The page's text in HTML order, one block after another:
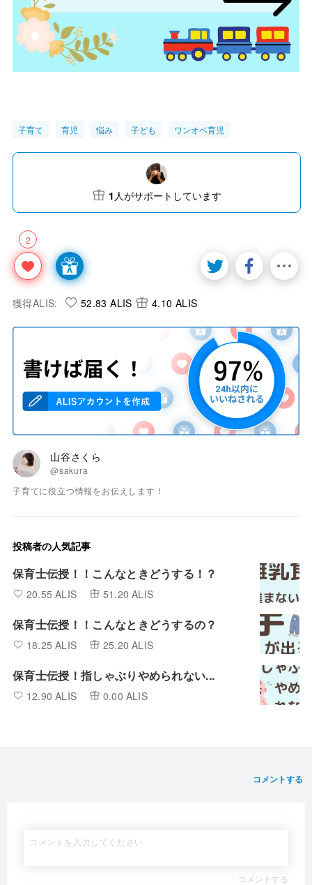
子育て 育児 悩み 子ども ワンオペ育児
2
1 人がサポートしています
獲得ALIS: 52.83 ALIS 4.10 ALIS
山谷さくら
@sakura
子育てに役立つ情報をお伝えします！
投稿者の人気記事
保育士伝授！！こんなときどうする！？
20.55 ALIS 51.20 ALIS
保育士伝授！！こんなときどうするの？
18.25 ALIS 25.20 ALIS
保育士伝授！指しゃぶりやめられない...
12.90 ALIS 0.00 ALIS
コメントする
コメントする